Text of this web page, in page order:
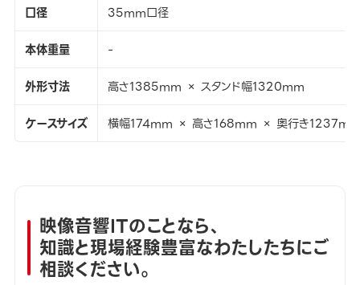
口径
35mm口径
本体重量
-
外形寸法
高さ1385mm × スタンド幅1320mm
ケースサイズ
横幅174mm × 高さ168mm × 奥行き1237mm
映像音響ITのことなら、
知識と現場経験豊富なわたしたちにご
相談ください。